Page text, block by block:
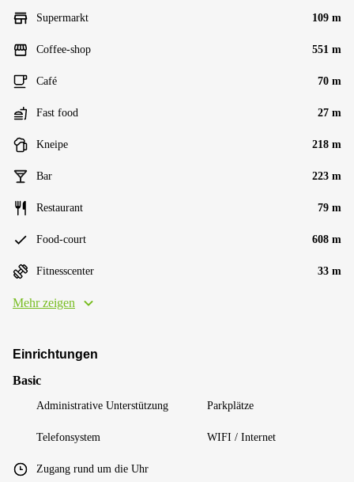
Supermarkt 109 m
Coffee-shop 551 m
Café 70 m
Fast food 27 m
Kneipe 218 m
Bar 223 m
Restaurant 79 m
Food-court 608 m
Fitnesscenter 33 m
Mehr zeigen
Einrichtungen
Basic
Administrative Unterstützung Parkplätze
Telefonsystem WIFI / Internet
Zugang rund um die Uhr